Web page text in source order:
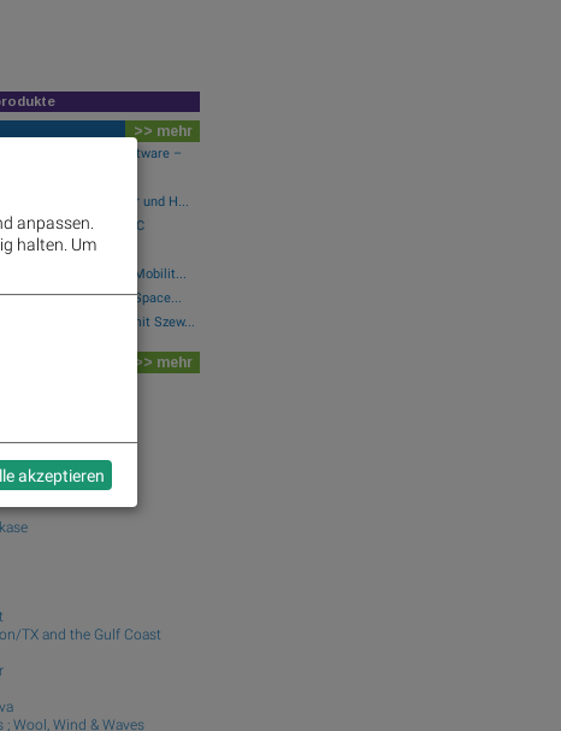
>> mehr
Zalando und RIB Software –
vs. Bilfinger und H...
Sberbank und HSBC
vs. Leoni und Lion E-Mobilit...
wikifolio 08.08.26: Space...
..: Simon Weishar mit Szew...
>> mehr
TX and the Gulf Coast
; Wool, Wind & Waves
anpassen.
halten. Um
akzeptieren